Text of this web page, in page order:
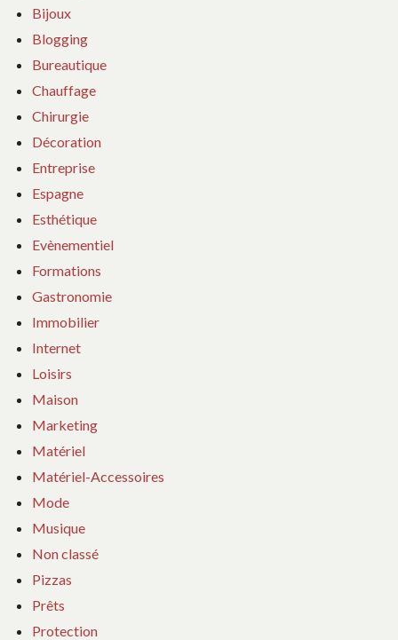
Bijoux
Blogging
Bureautique
Chauffage
Chirurgie
Décoration
Entreprise
Espagne
Esthétique
Evènementiel
Formations
Gastronomie
Immobilier
Internet
Loisirs
Maison
Marketing
Matériel
Matériel-Accessoires
Mode
Musique
Non classé
Pizzas
Prêts
Protection